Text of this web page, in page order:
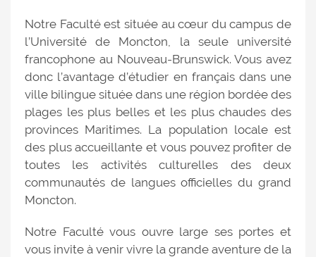
Notre Faculté est située au cœur du campus de
l’Université de Moncton, la seule université
francophone au Nouveau-Brunswick. Vous avez
donc l’avantage d’étudier en français dans une
ville bilingue située dans une région bordée des
plages les plus belles et les plus chaudes des
provinces Maritimes. La population locale est
des plus accueillante et vous pouvez profiter de
toutes les activités culturelles des deux
communautés de langues officielles du grand
Moncton.
Notre Faculté vous ouvre large ses portes et
vous invite à venir vivre la grande aventure de la